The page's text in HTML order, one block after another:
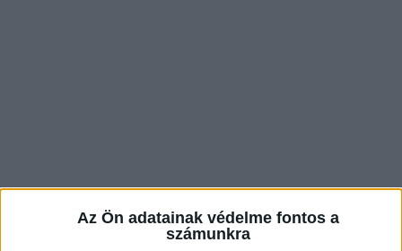
Az Ön adatainak védelme fontos a
számunkra